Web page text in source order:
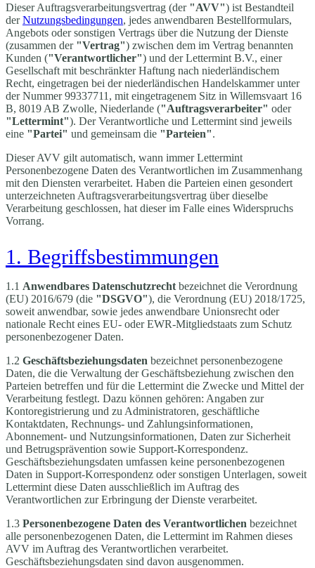
Dieser Auftragsverarbeitungsvertrag (der "AVV") ist Bestandteil
derNutzungsbedingungen, jedes anwendbaren Bestellformulars,
Angebots oder sonstigen Vertrags über die Nutzung der Dienste
(zusammen der "Vertrag") zwischen dem im Vertrag benannten
Kunden ("Verantwortlicher") und der Lettermint B.V., einer
Gesellschaft mit beschränkter Haftung nach niederländischem
Recht, eingetragen bei der niederländischen Handelskammer unter
der Nummer 99337711, mit eingetragenem Sitz in Willemsvaart 16
B, 8019 AB Zwolle, Niederlande ("Auftragsverarbeiter" oder
"Lettermint"). Der Verantwortliche und Lettermint sind jeweils
eine "Partei" und gemeinsam die "Parteien".
Dieser AVV gilt automatisch, wann immer Lettermint
Personenbezogene Daten des Verantwortlichen im Zusammenhang
mit den Diensten verarbeitet. Haben die Parteien einen gesondert
unterzeichneten Auftragsverarbeitungsvertrag über dieselbe
Verarbeitung geschlossen, hat dieser im Falle eines Widerspruchs
Vorrang.
1. Begriffsbestimmungen
1.1 Anwendbares Datenschutzrecht bezeichnet die Verordnung
(EU) 2016/679 (die "DSGVO"), die Verordnung (EU) 2018/1725,
soweit anwendbar, sowie jedes anwendbare Unionsrecht oder
nationale Recht eines EU- oder EWR-Mitgliedstaats zum Schutz
personenbezogener Daten.
1.2 Geschäftsbeziehungsdaten bezeichnet personenbezogene
Daten, die die Verwaltung der Geschäftsbeziehung zwischen den
Parteien betreffen und für die Lettermint die Zwecke und Mittel der
Verarbeitung festlegt. Dazu können gehören: Angaben zur
Kontoregistrierung und zu Administratoren, geschäftliche
Kontaktdaten, Rechnungs- und Zahlungsinformationen,
Abonnement- und Nutzungsinformationen, Daten zur Sicherheit
und Betrugsprävention sowie Support-Korrespondenz.
Geschäftsbeziehungsdaten umfassen keine personenbezogenen
Daten in Support-Korrespondenz oder sonstigen Unterlagen, soweit
Lettermint diese Daten ausschließlich im Auftrag des
Verantwortlichen zur Erbringung der Dienste verarbeitet.
1.3 Personenbezogene Daten des Verantwortlichen bezeichnet
alle personenbezogenen Daten, die Lettermint im Rahmen dieses
AVV im Auftrag des Verantwortlichen verarbeitet.
Geschäftsbeziehungsdaten sind davon ausgenommen.